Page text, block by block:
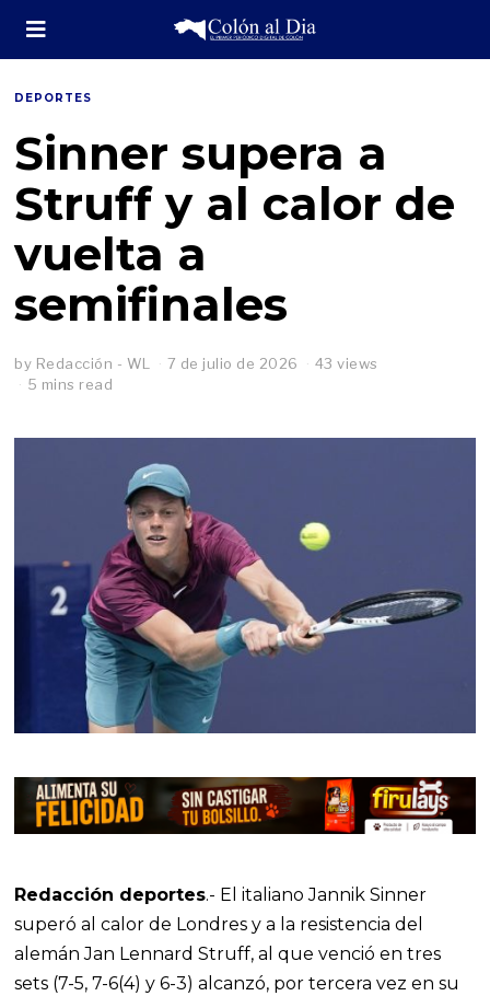
DEPORTES
Sinner supera a
Struff y al calor de
vuelta a
semifinales
by Redacción - WL 7 de julio de 2026
43 views
5 mins read
Redacción deportes.- El italiano Jannik Sinner
superó al calor de Londres y a la resistencia del
alemán Jan Lennard Struff, al que venció en tres
sets (7-5, 7-6(4) y 6-3) alcanzó, por tercera vez en su